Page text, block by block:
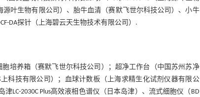
叶生物有限公司）、胎牛血清（赛默飞世尔科技公司）、小牛
DA探针（上海碧云天生物技术有限公司）.
胞培养箱（赛默飞世尔科技公司）；超净工作台（中国苏州苏净
科技有限公司）；血球计数板（上海求精生化试剂仪器有限公
LC-2030C Plus高效液相色谱仪（日本岛津）、流式细胞仪（BD